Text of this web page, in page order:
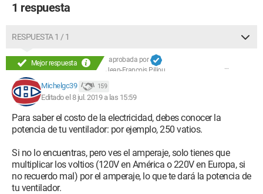
1 respuesta
RESPUESTA 1 / 1
Mejor respuesta
aprobada por
Jean-François Pillou
Michelgc39 159
Editado el 8 jul. 2019 a las 15:59
Para saber el costo de la electricidad, debes conocer la
potencia de tu ventilador: por ejemplo, 250 vatios.
Si no lo encuentras, pero ves el amperaje, solo tienes que
multiplicar los voltios (120V en América o 220V en Europa, si
no recuerdo mal) por el amperaje, lo que te dará la potencia de
tu ventilador.